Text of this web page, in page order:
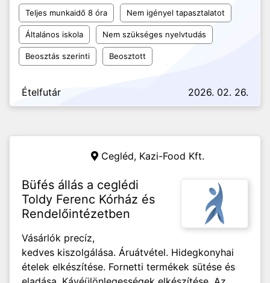
Teljes munkaidő 8 óra Nem igényel tapasztalatot
Általános iskola Nem szükséges nyelvtudás
Beosztás szerinti Beosztott
Ételfutár 2026. 02. 26.
Cegléd, Kazi-Food Kft.
Büfés állás a ceglédi
Toldy Ferenc Kórház és
Rendelőintézetben
Vásárlók precíz,
kedves kiszolgálása. Áruátvétel. Hidegkonyhai
ételek elkészítése. Fornetti termékek sütése és